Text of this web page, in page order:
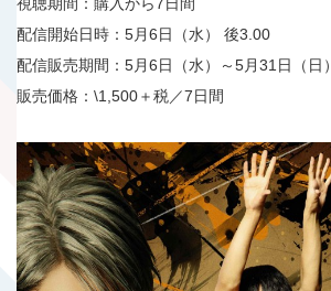
配信開始日時：5月6日（水） 後3.00
配信販売期間：5月6日（水）～5月31日（日）
販売価格：\1,500＋税／7日間